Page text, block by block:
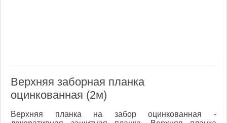
Верхняя заборная планка
оцинкованная (2м)
Верхняя планка на забор оцинкованная -